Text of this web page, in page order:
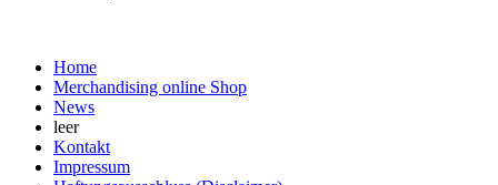
Home
Merchandising online Shop
News
leer
Kontakt
Impressum